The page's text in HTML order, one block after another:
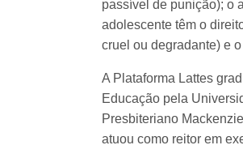
passível de punição); o
adolescente têm o
cruel ou degradante) e
A Plataforma Lattes
Educação pela
Presbiteriano
atuou como reitor em